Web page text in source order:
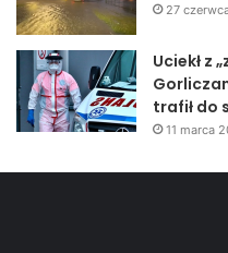
27
Uciekł z
trafił do
11 marca